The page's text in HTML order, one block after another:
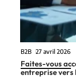
B2B 27 avril 2026
Faites-vous
entreprise vers